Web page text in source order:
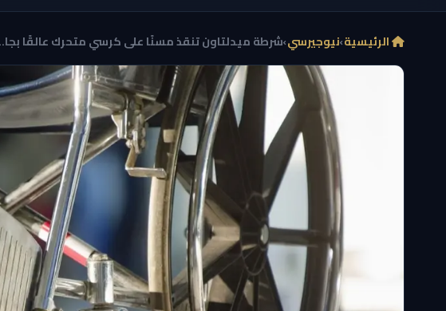
الرئيسية›نيوجيرسي›شرطة ميدلتاون تنقذ مسنًا على كرسي متحرك عالقًا